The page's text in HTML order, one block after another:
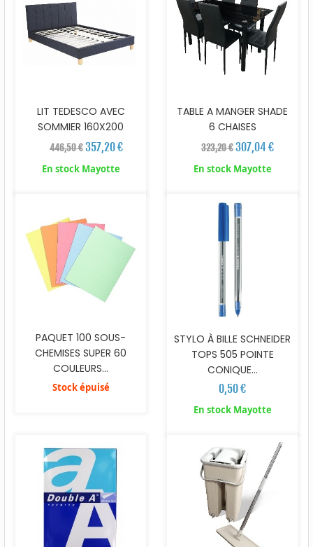
LIT TEDESCO AVEC
SOMMIER 160X200
446,50 € 357,20 €
En stock Mayotte
TABLE A MANGER SHADE
6 CHAISES
323,20 €307,04 €
En stock Mayotte
PAQUET 100 SOUS-
CHEMISES SUPER 60
COULEURS...
Stock épuisé
STYLO À BILLE SCHNEIDER
TOPS 505 POINTE
CONIQUE...
0,50 €
En stock Mayotte